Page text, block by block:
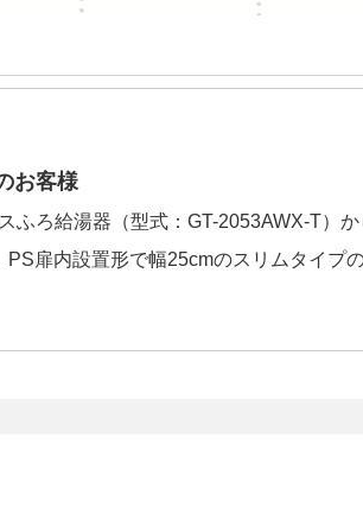
お客様
ふろ給湯器（型式：GT-2053AWX-T）
PS扉内設置形で幅25cmのスリムタイプ